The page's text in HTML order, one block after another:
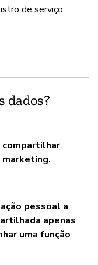
de serviço.
dados?
pessoal a
apenas
uma função